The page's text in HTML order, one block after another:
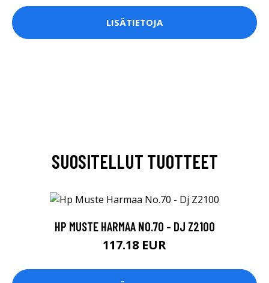
LISÄTIETOJA
SUOSITELLUT TUOTTEET
HP MUSTE HARMAA NO.70 - DJ Z2100
117.18 EUR